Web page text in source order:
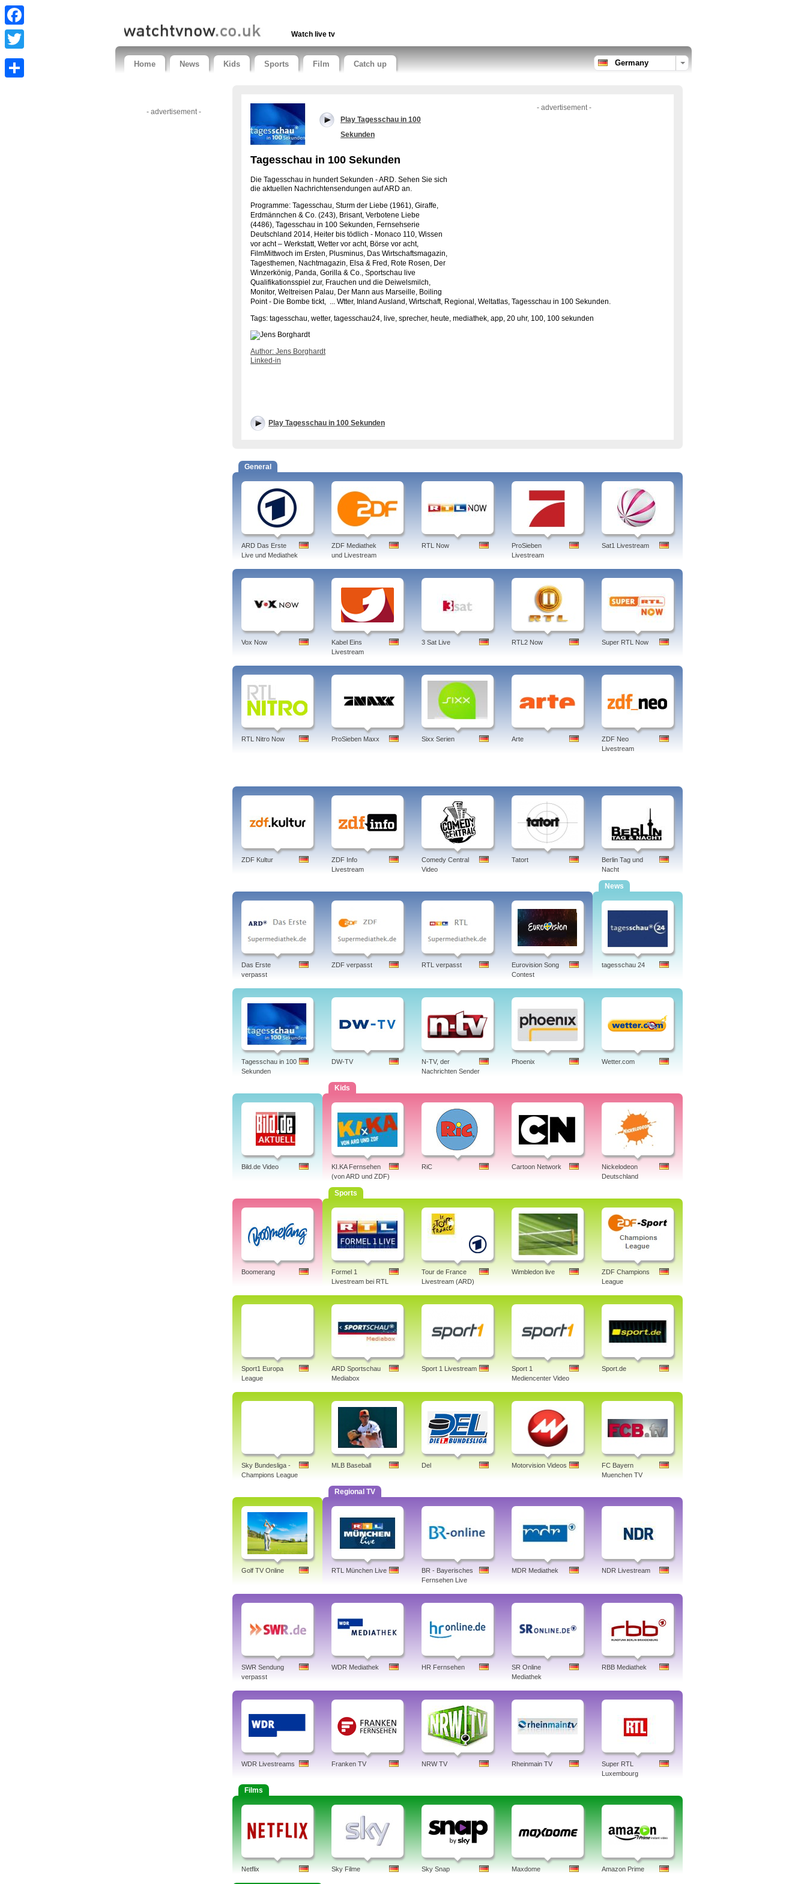
Facebook
Twitter
Watch live tv
Home News Kids Sports Film Catch up Germany
- advertisement -
- advertisement -
Play Tagesschau in 100
Sekunden
Tagesschau in 100 Sekunden
Die Tagesschau in hundert Sekunden - ARD. Sehen Sie sich
die aktuellen Nachrichtensendungen auf ARD an.
Programme: Tagesschau, Sturm der Liebe (1961), Giraffe,
Erdmännchen & Co. (243), Brisant, Verbotene Liebe
(4486), Tagesschau in 100 Sekunden, Fernsehserie
Deutschland 2014, Heiter bis tödlich - Monaco 110, Wissen
vor acht – Werkstatt, Wetter vor acht, Börse vor acht,
FilmMittwoch im Ersten, Plusminus, Das Wirtschaftsmagazin,
Tagesthemen, Nachtmagazin, Elsa & Fred, Rote Rosen, Der
Winzerkönig, Panda, Gorilla & Co., Sportschau live
Qualifikationsspiel zur, Frauchen und die Deiwelsmilch,
Monitor, Weltreisen Palau, Der Mann aus Marseille, Boiling
Point - Die Bombe tickt, ... Wtter, Inland Ausland, Wirtschaft, Regional, Weltatlas, Tagesschau in 100 Sekunden.
Tags: tagesschau, wetter, tagesschau24, live, sprecher, heute, mediathek, app, 20 uhr, 100, 100 sekunden
Author: Jens Borghardt
Linked-in
Play Tagesschau in 100 Sekunden
General
ARD Das Erste
Live und Mediathek
ZDF Mediathek
und Livestream
RTL Now
ProSieben
Livestream
Sat1 Livestream
Vox Now
Kabel Eins
Livestream
3 Sat Live RTL2 Now Super RTL Now
RTL Nitro Now ProSieben Maxx Sixx Serien Arte
ZDF Neo
Livestream
ZDF Kultur
ZDF Info
Livestream
Comedy Central
Video
Tatort
Berlin Tag und
Nacht
Das Erste
verpasst
ZDF verpasst RTL verpasst
Eurovision Song
Contest
News
tagesschau 24
Tagesschau in 100
Sekunden
DW-TV
N-TV, der
Nachrichten Sender
Phoenix Wetter.com
Bild.de Video
Kids
KI.KA Fernsehen
(von ARD und ZDF)
RiC Cartoon Network
Nickelodeon
Deutschland
Boomerang
Sports
Formel 1
Livestream bei RTL
Tour de France
Livestream (ARD)
Wimbledon live
ZDF Champions
League
Sport1 Europa
League
ARD Sportschau
Mediabox
Sport 1 Livestream
Sport 1
Mediencenter Video
Sport.de
Sky Bundesliga -
Champions League
MLB Baseball Del Motorvision Videos
FC Bayern
Muenchen TV
Golf TV Online
Regional TV
RTL München Live
BR - Bayerisches
Fernsehen Live
MDR Mediathek NDR Livestream
SWR Sendung
verpasst
WDR Mediathek HR Fernsehen
SR Online
Mediathek
RBB Mediathek
WDR Livestreams Franken TV NRW TV Rheinmain TV
Super RTL
Luxembourg
Films
Netflix Sky Filme Sky Snap Maxdome Amazon Prime